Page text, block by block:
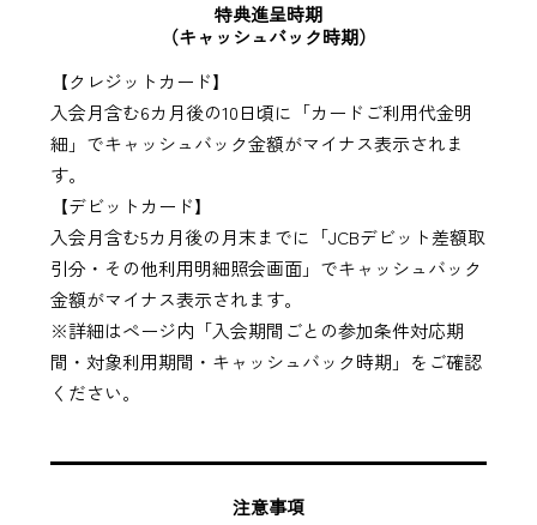
特典進呈時期
（キャッシュバック時期）
【クレジットカード】
入会月含む6カ月後の10日頃に「カードご利用代金明
細」でキャッシュバック金額がマイナス表示されま
す。
【デビットカード】
入会月含む5カ月後の月末までに「JCBデビット差額取
引分・その他利用明細照会画面」でキャッシュバック
金額がマイナス表示されます。
※詳細はページ内「入会期間ごとの参加条件対応期
間・対象利用期間・キャッシュバック時期」をご確認
ください。
注意事項